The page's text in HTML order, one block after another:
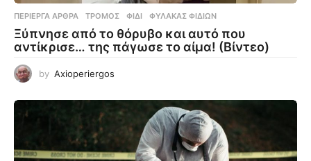
ΠΕΡΊΕΡΓΑ ΆΡΘΡΑ ΤΡΌΜΟΣ ,ΦΊΔΙ ,ΦΎΛΑΚΑΣ ΦΙΔΙΏΝ
Ξύπνησε από το θόρυβο και αυτό που
αντίκρισε… της πάγωσε το αίμα! (Βίντεο)
by Axioperiergos